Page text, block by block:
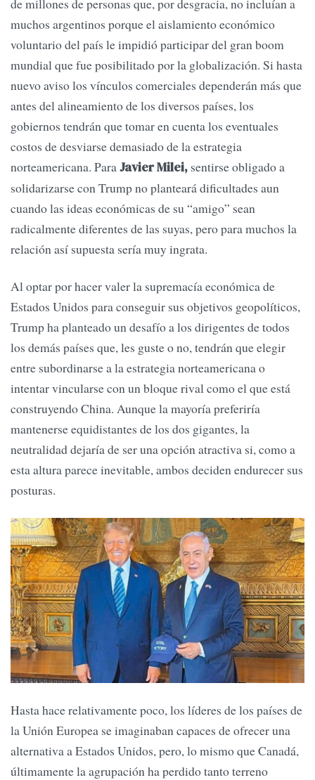
de millones de personas que, por desgracia, no incluían a
muchos argentinos porque el aislamiento económico
voluntario del país le impidió participar del gran boom
mundial que fue posibilitado por la globalización. Si hasta
nuevo aviso los vínculos comerciales dependerán más que
antes del alineamiento de los diversos países, los
gobiernos tendrán que tomar en cuenta los eventuales
costos de desviarse demasiado de la estrategia
norteamericana. ParaJavier Milei, sentirse obligado a
solidarizarse con Trump no planteará dificultades aun
cuando las ideas económicas de su “amigo” sean
radicalmente diferentes de las suyas, pero para muchos la
relación así supuesta sería muy ingrata.
Al optar por hacer valer la supremacía económica de
Estados Unidos para conseguir sus objetivos geopolíticos,
Trump ha planteado un desafío a los dirigentes de todos
los demás países que, les guste o no, tendrán que elegir
entre subordinarse a la estrategia norteamericana o
intentar vincularse con un bloque rival como el que está
construyendo China. Aunque la mayoría preferiría
mantenerse equidistantes de los dos gigantes, la
neutralidad dejaría de ser una opción atractiva si, como a
esta altura parece inevitable, ambos deciden endurecer sus
posturas.
Hasta hace relativamente poco, los líderes de los países de
la Unión Europea se imaginaban capaces de ofrecer una
alternativa a Estados Unidos, pero, lo mismo que Canadá,
últimamente la agrupación ha perdido tanto terreno